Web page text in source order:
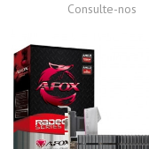
Consulte-nos